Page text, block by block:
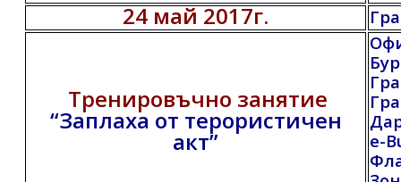
24 май 2017г.
Тренировъчно занятие
“Заплаха от терористичен
акт”
e-